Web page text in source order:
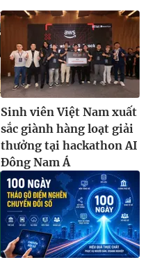
Sinh viên Việt Nam xuất
sắc giành hàng loạt giải
thưởng tại hackathon AI
Đông Nam Á